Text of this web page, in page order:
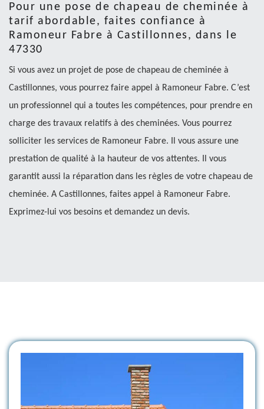
Pour une pose de chapeau de cheminée à
tarif abordable, faites confiance à
Ramoneur Fabre à Castillonnes, dans le
47330
Si vous avez un projet de pose de chapeau de cheminée à
Castillonnes, vous pourrez faire appel à Ramoneur Fabre. C’est
un professionnel qui a toutes les compétences, pour prendre en
charge des travaux relatifs à des cheminées. Vous pourrez
solliciter les services de Ramoneur Fabre. Il vous assure une
prestation de qualité à la hauteur de vos attentes. Il vous
garantit aussi la réparation dans les règles de votre chapeau de
cheminée. A Castillonnes, faites appel à Ramoneur Fabre.
Exprimez-lui vos besoins et demandez un devis.